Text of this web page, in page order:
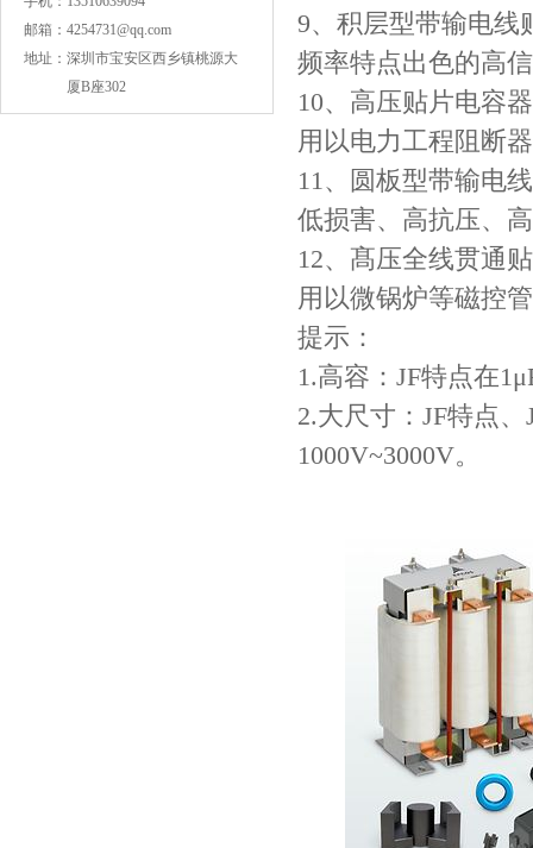
邮箱： 4254731@qq.com
地址： 深圳市宝安区西乡镇桃源大
厦B座302
9、积层型带输电线
频率特点出色的高
10、高压贴片电容器
用以电力工程阻断
11、圆板型带输电
低损害、高抗压、
12、髙压全线贯通
用以微锅炉等磁控
提示：
1.高容：JF特点在
2.大尺寸：JF特点
1000V~3000V。